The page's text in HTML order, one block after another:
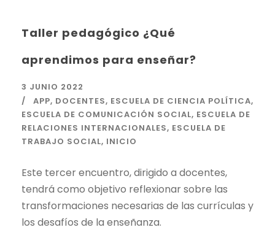
Taller pedagógico ¿Qué
aprendimos para enseñar?
3 JUNIO 2022
APP, DOCENTES, ESCUELA DE CIENCIA POLÍTICA,
ESCUELA DE COMUNICACIÓN SOCIAL, ESCUELA DE
RELACIONES INTERNACIONALES, ESCUELA DE
TRABAJO SOCIAL, INICIO
Este tercer encuentro, dirigido a docentes,
tendrá como objetivo reflexionar sobre las
transformaciones necesarias de las currículas y
los desafíos de la enseñanza.